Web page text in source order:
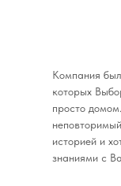
Компания
которых
просто
историей и
знаниями с